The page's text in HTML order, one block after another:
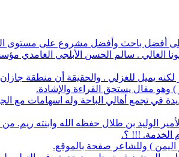
على مستوى العالم من بين 1700 طالب في آيسف
الغالي . سالم الحسن الأبلجي الغامدي
للغزلي . والحقيقة أن منطقة جازان
وهو مقال يستحق القراءة والإشادة.
في تجمع أهالي الباحة وله اسهامات مع
الوليد بن طلال حفظه الله وابنته
الخدمة. !!! ؟.
اليمن ) وللشاعر صفحة بالموقع.